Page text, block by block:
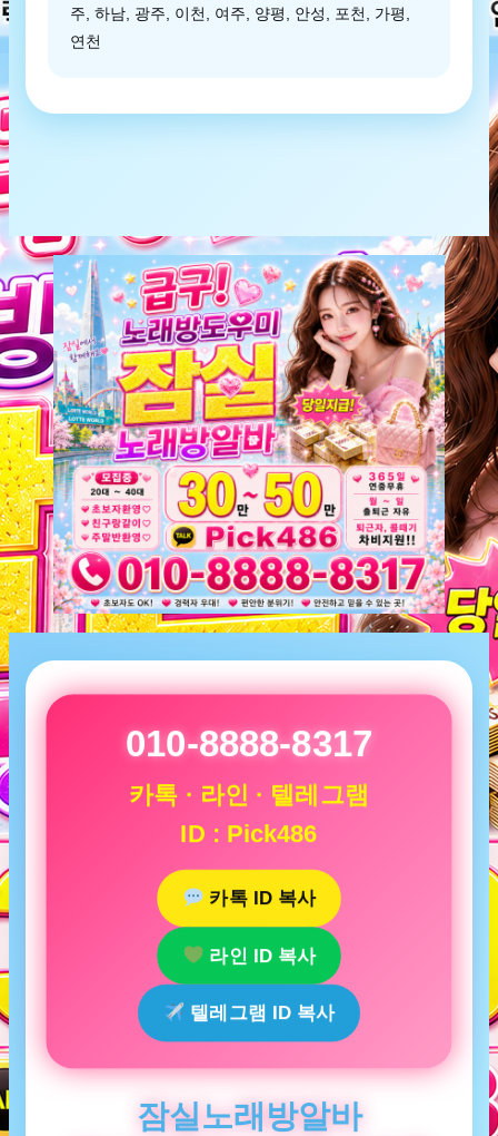
주, 하남, 광주, 이천, 여주, 양평, 안성, 포천, 가평,
연천
010-8888-8317
카톡 · 라인 · 텔레그램
ID : Pick486
카톡 ID 복사
라인 ID 복사
텔레그램 ID 복사
잠실노래방알바